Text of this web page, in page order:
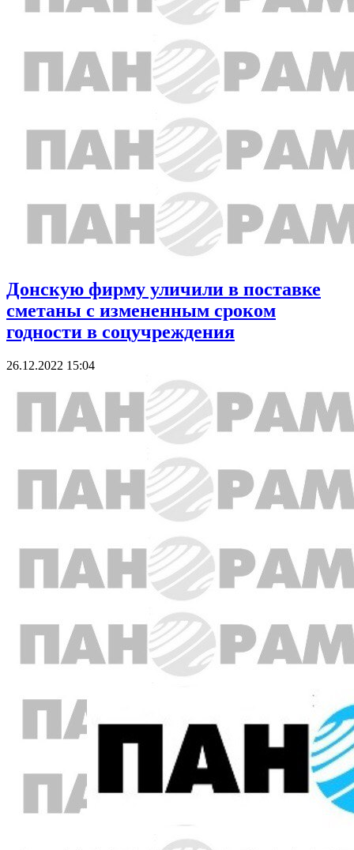
Донскую фирму уличили в поставке
сметаны с измененным сроком
годности в соцучреждения
26.12.2022 15:04